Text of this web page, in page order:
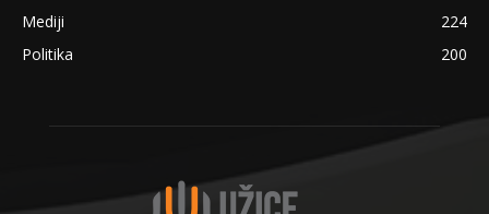
Mediji
224
Politika
200